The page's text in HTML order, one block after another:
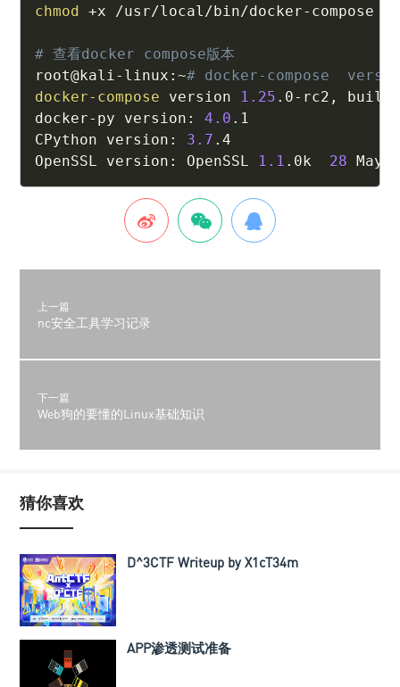
chmod
+x /usr/local/bin/docker-compose
# 查看docker compose版本
root@kali-linux:~# docker-compose
docker-compose version 1.25 .0-rc2, build
docker-py version: 4.0 .1
CPython version: 3.7 .4
OpenSSL version: OpenSSL
1.1 .0k 28 May
上一篇
nc安全工具学习记录
下一篇
Web狗的要懂的Linux基础知识
猜你喜欢
D^3CTF Writeup by X1cT34m
APP渗透测试准备